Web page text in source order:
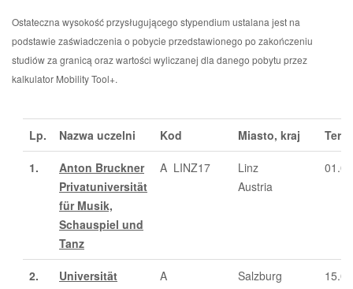
Ostateczna wysokość przysługującego stypendium ustalana jest na
podstawie zaświadczenia o pobycie przedstawionego po zakończeniu
studiów za granicą oraz wartości wyliczanej dla danego pobytu przez
kalkulator Mobility Tool+.
Lp. Nazwa uczelni Kod Miasto, kraj
1.
Anton Bruckner
Privatuniversität
für Musik,
Schauspiel und
Tanz
A LINZ17
Linz
Austria
01.04
2.
Universität
A
Salzburg
15.03